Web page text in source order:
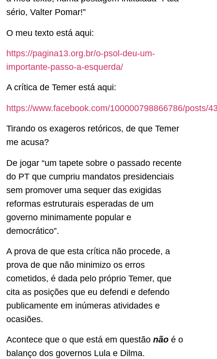
sério, Valter Pomar!”
O meu texto está aqui:
https://pagina13.org.br/o-psol-deu-um-
importante-passo-a-esquerda/
A crítica de Temer está aqui:
https://www.facebook.com/100000798866786/posts/
Tirando os exageros retóricos, de que Temer
me acusa?
De jogar “um tapete sobre o passado recente
do PT que cumpriu mandatos presidenciais
sem promover uma sequer das exigidas
reformas estruturais esperadas de um
governo minimamente popular e
democrático”.
A prova de que esta crítica não procede, a
prova de que não minimizo os erros
cometidos, é dada pelo próprio Temer, que
cita as posições que eu defendi e defendo
publicamente em inúmeras atividades e
ocasiões.
Acontece que o que está em questão não é o
balanço dos governos Lula e Dilma.